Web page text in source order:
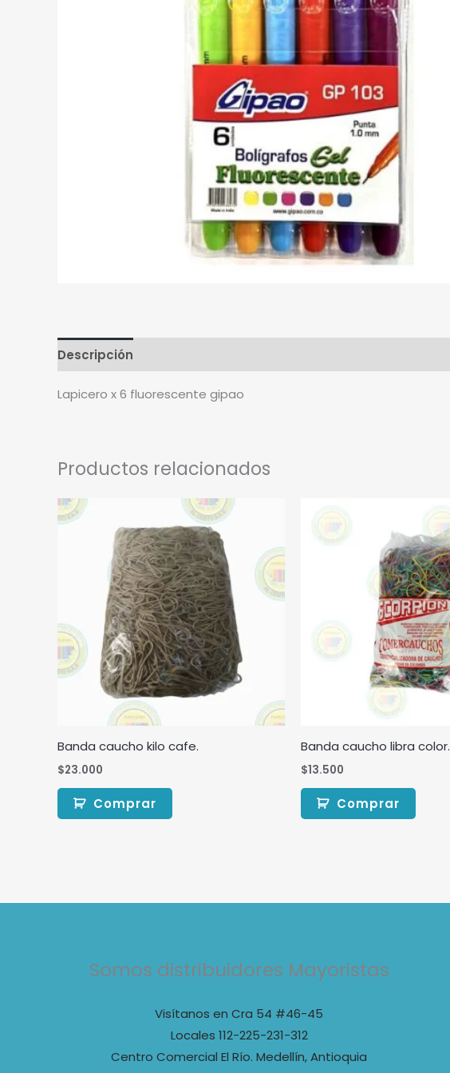
Descripción
Lapicero x 6 fluorescente gipao
Productos relacionados
Banda caucho kilo cafe.
$23.000
Comprar
Banda caucho libra color.
$13.500
Comprar
Somos distribuidores Mayoristas
Visítanos en Cra 54 #46-45
Locales 112-225-231-312
Centro Comercial El Río. Medellín, Antioquia